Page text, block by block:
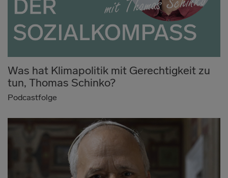
Was hat Klimapolitik mit Gerechtigkeit zu
tun, Thomas Schinko?
Podcastfolge